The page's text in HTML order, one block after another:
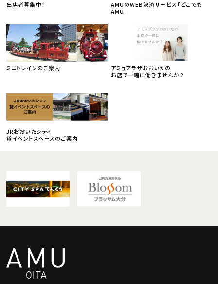
出店者募集中！
AMUのWEB決済サービス「どこでも
AMU」
ミニトレインのご案内
アミュプラザおおいたの
お店で一緒に働きませんか？
JRおおいたシティ
貸イベントスペースのご案内